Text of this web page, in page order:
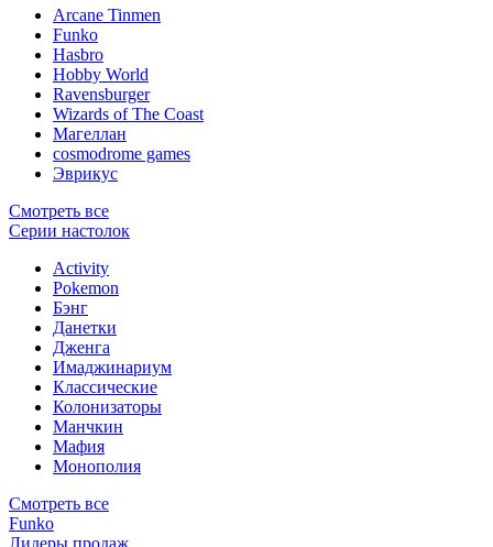
Arcane Tinmen
Funko
Hasbro
Hobby World
Ravensburger
Wizards of The Coast
Магеллан
сosmodrome games
Эврикус
Смотреть все
Серии настолок
Activity
Pokemon
Бэнг
Данетки
Дженга
Имаджинариум
Классические
Колонизаторы
Манчкин
Мафия
Монополия
Смотреть все
Funko
Лидеры продаж